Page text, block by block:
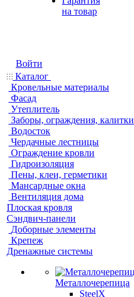
на товар
Войти
Каталог
Кровельные материалы
Фасад
Утеплитель
Заборы, ограждения, калитки
Водосток
Чердачные лестницы
Ограждение кровли
Гидроизоляция
Пены, клеи, герметики
Мансардные окна
Вентиляция дома
Плоская кровля
Сэндвич-панели
Доборные элементы
Крепеж
Дренажные системы
Металлочерепица
SteelX